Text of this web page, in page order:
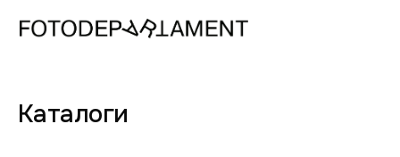
Каталоги